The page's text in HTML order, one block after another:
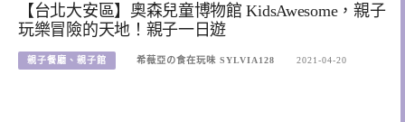
【台北大安區】奧森兒童博物館 KidsAwesome，親子
玩樂冒險的天地！親子一日遊
親子餐廳、親子館 希薇亞の食在玩味 SYLVIA128 2021-04-20